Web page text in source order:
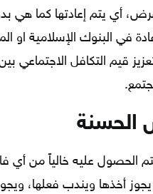
في البنوك الإسلامية او
قيم التكافل الاجتماعي
الحسنة
الحصول عليه خالياً من أي
أخذها ويندب فعلها،